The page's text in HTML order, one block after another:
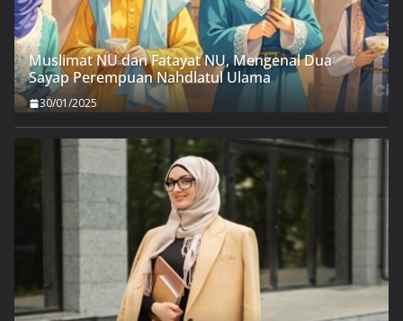
Muslimat NU dan Fatayat NU, Mengenal Dua
Sayap Perempuan Nahdlatul Ulama
30/01/2025